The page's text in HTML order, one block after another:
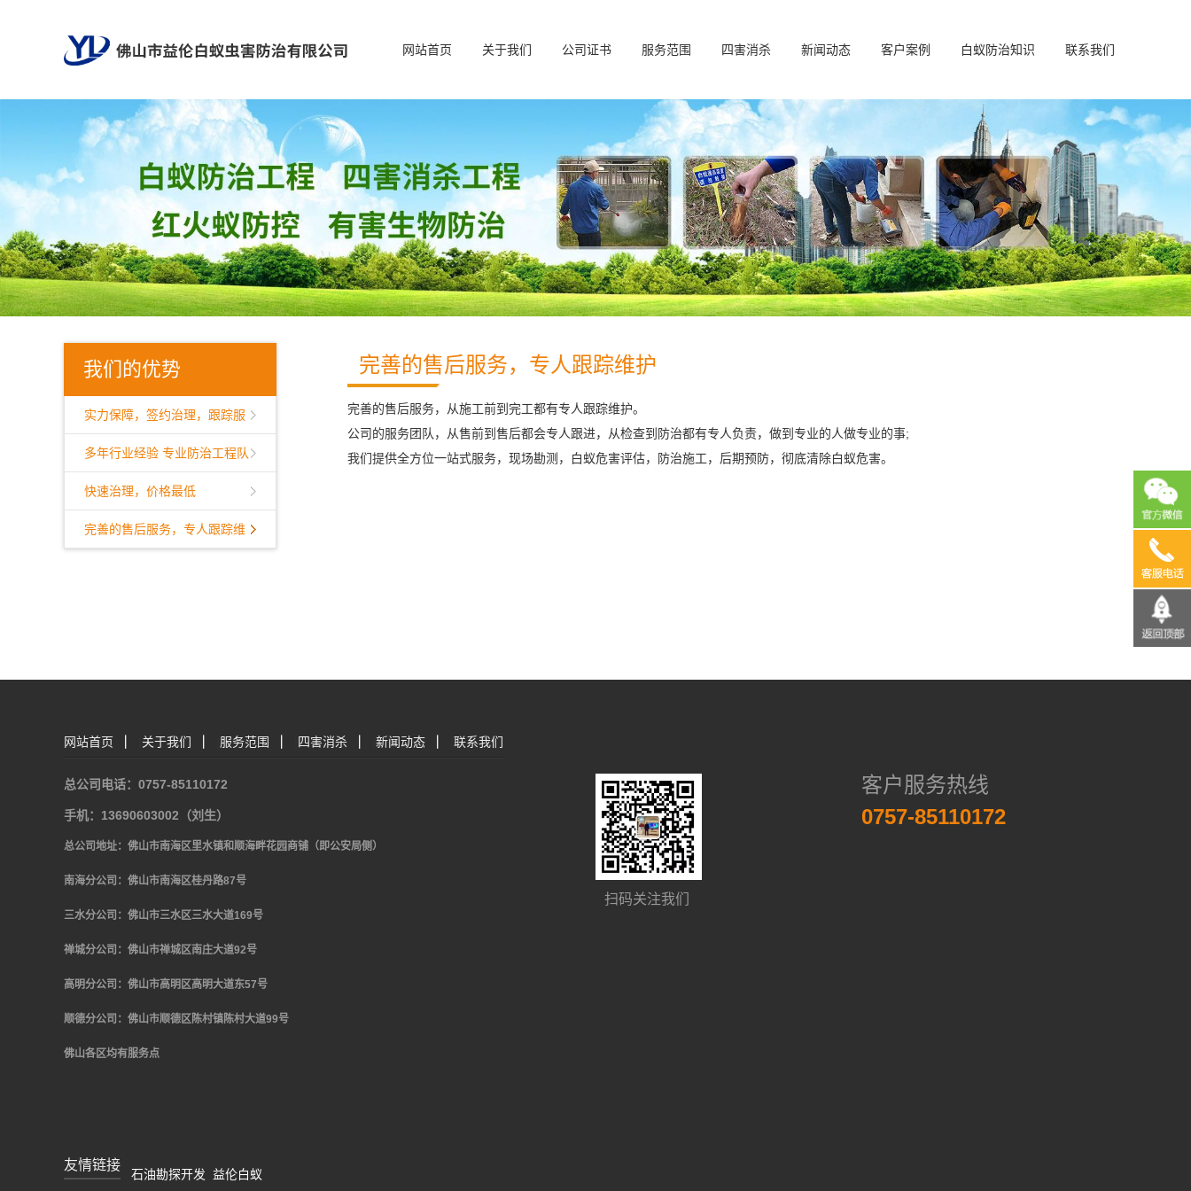
网站首页 关于我们 公司证书 服务范围 四害消杀 新闻动态 客户案例 白蚁防治知识 联系我们
我们的优势
实力保障，签约治理，跟踪服
务
多年行业经验 专业防治工程队
伍
快速治理，价格最低
完善的售后服务，专人跟踪维
完善的售后服务，专人跟踪维护
完善的售后服务，从施工前到完工都有专人跟踪维护。
公司的服务团队，从售前到售后都会专人跟进，从检查到防治都有专人负责，做到专业的人做专业的事;
我们提供全方位一站式服务，现场勘测，白蚁危害评估，防治施工，后期预防，彻底清除白蚁危害。
网站首页 关于我们 服务范围 四害消杀 新闻动态 联系我们
总公司电话：0757-85110172
手机：13690603002（刘生）
总公司地址：佛山市南海区里水镇和顺海畔花园商铺（即公安局侧）
南海分公司：佛山市南海区桂丹路87号
三水分公司：佛山市三水区三水大道169号
禅城分公司：佛山市禅城区南庄大道92号
高明分公司：佛山市高明区高明大道东57号
顺德分公司：佛山市顺德区陈村镇陈村大道99号
佛山各区均有服务点
扫码关注我们
客户服务热线
0757-85110172
友情链接
石油勘探开发 益伦白蚁